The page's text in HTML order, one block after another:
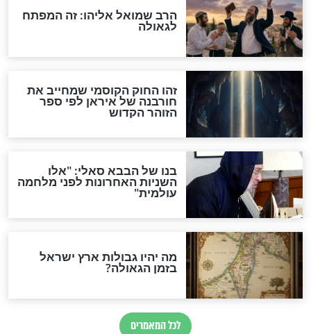
מה יהיה בימות המשיח?
"לפני הגאולה תהיה אפיקורסות
והכחשה גדולה מאוד של
האמונה"
האם לאחר בוא המשיח יהיה
אפשר לחזור בתשובה?
לכל המאמרים